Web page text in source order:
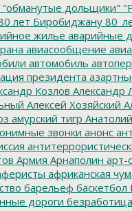
"обманутые дольщики"
лет Биробиджану
жилье аварийные
авиасообщение
автомобиль
президента
Козлов Александр
Алексей Хозяйский
амурский тигр
звонки анонс
Армия Арнаполин арт-
африканская
барельеф баскетбол
дороги безработица